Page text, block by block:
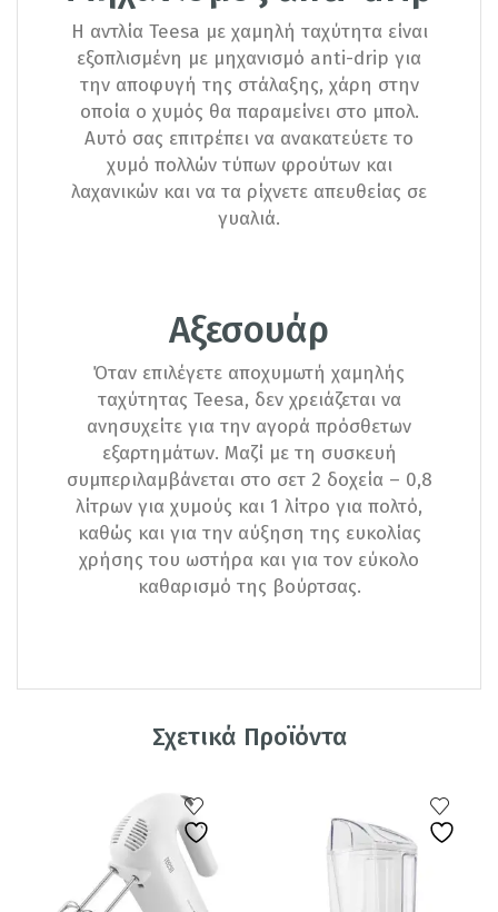
Η αντλία Teesa με χαμηλή ταχύτητα είναι
εξοπλισμένη με μηχανισμό anti-drip για
την αποφυγή της στάλαξης, χάρη στην
οποία ο χυμός θα παραμείνει στο μπολ.
Αυτό σας επιτρέπει να ανακατεύετε το
χυμό πολλών τύπων φρούτων και
λαχανικών και να τα ρίχνετε απευθείας σε
γυαλιά.
Αξεσουάρ
Όταν επιλέγετε αποχυμωτή χαμηλής
ταχύτητας Teesa, δεν χρειάζεται να
ανησυχείτε για την αγορά πρόσθετων
εξαρτημάτων. Μαζί με τη συσκευή
συμπεριλαμβάνεται στο σετ 2 δοχεία – 0,8
λίτρων για χυμούς και 1 λίτρο για πολτό,
καθώς και για την αύξηση της ευκολίας
χρήσης του ωστήρα και για τον εύκολο
καθαρισμό της βούρτσας.
Σχετικά Προϊόντα